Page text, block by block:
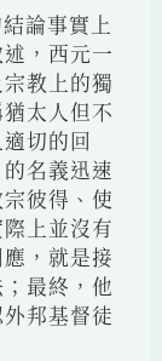
論事實上
，西元一
教上的獨
太人但不
切的回
名義迅速
彼得、使
上並沒有
，就是接
最終，他
邦基督徒